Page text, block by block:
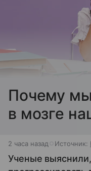
Почему мы
в мозге
2 часа назад Источник:
Ученые